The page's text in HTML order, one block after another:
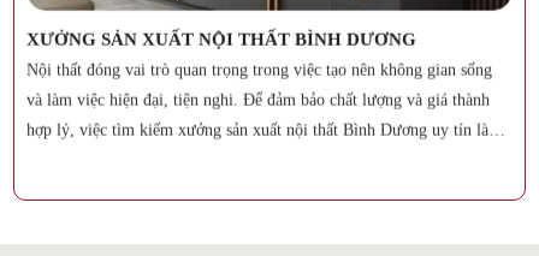
THIẾT KẾ NỘI THẤT NHÀ PHỐ BÌNH DƯƠNG
Bình Dương đang là tâm điểm phát triển đô thị mạnh mẽ với hàng loạt
dự án nhà phố hiện đại mọc lên tại Thủ Dầu Một, Thuận An, Dĩ An và
Bến Cát. Để sở hữu một tổ ấm không chỉ sang trọng về mặt thẩm mỹ
chuyên thiết kế nội thất nhà phố Bình Dương